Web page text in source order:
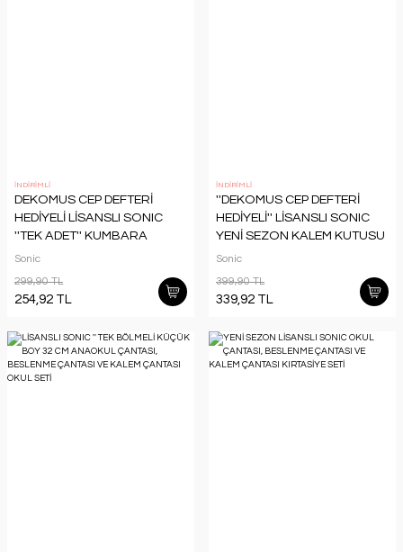
İNDİRİMLİ
DEKOMUS CEP DEFTERİ
HEDİYELİ LİSANSLI SONIC
''TEK ADET'' KUMBARA
Sonic
299,90 TL
254,92 TL
İNDİRİMLİ
''DEKOMUS CEP DEFTERİ
HEDİYELİ'' LİSANSLI SONIC
YENİ SEZON KALEM KUTUSU
Sonic
399,90 TL
339,92 TL